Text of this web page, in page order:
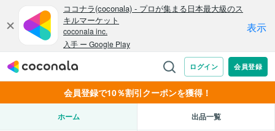
会員登録で10％割引クーポンを獲得！
ホーム 出品一覧